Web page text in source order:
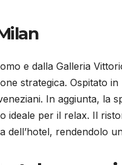
e dalla Galleria
strategica. Ospitato
In aggiunta, la
ideale per il relax. Il
dell’hotel, rendendolo